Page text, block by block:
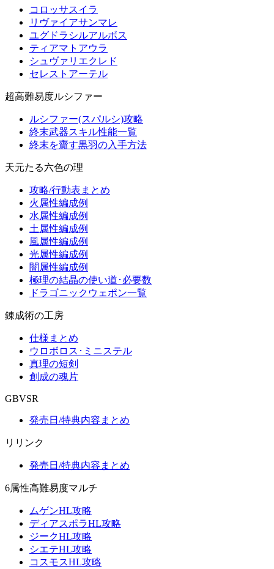
コロッサスイラ
リヴァイアサンマレ
ユグドラシルアルボス
ティアマトアウラ
シュヴァリエクレド
セレストアーテル
超高難易度ルシファー
ルシファー(スパルシ)攻略
終末武器スキル性能一覧
終末を齎す黒羽の入手方法
天元たる六色の理
攻略/行動表まとめ
火属性編成例
水属性編成例
土属性編成例
風属性編成例
光属性編成例
闇属性編成例
極理の結晶の使い道･必要数
ドラゴニックウェポン一覧
錬成術の工房
仕様まとめ
ウロボロス･ミニステル
真理の短剣
創成の魂片
GBVSR
発売日/特典内容まとめ
リリンク
発売日/特典内容まとめ
6属性高難易度マルチ
ムゲンHL攻略
ディアスポラHL攻略
ジークHL攻略
シエテHL攻略
コスモスHL攻略